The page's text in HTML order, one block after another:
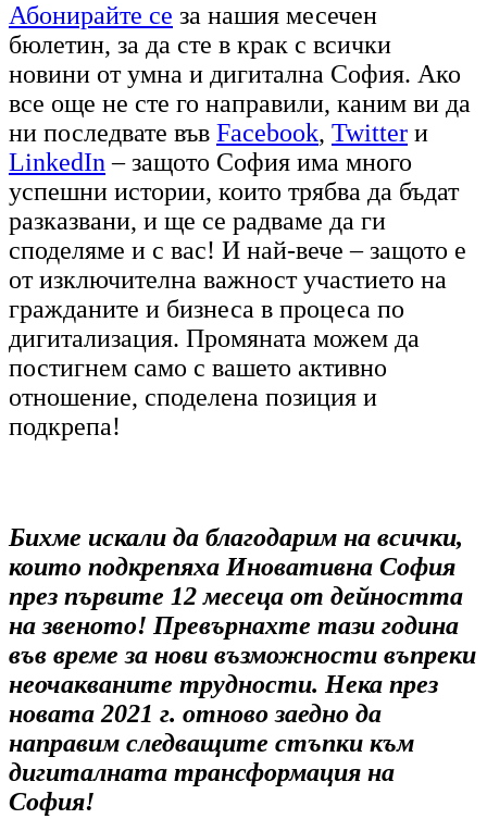
Абонирайте се за нашия месечен
бюлетин, за да сте в крак с всички
новини от умна и дигитална София. Ако
все още не сте го направили, каним ви да
ни последвате във Facebook, Twitter и
LinkedIn– защото София има много
успешни истории, които трябва да бъдат
разказвани, и ще се радваме да ги
споделяме и с вас! И най-вече – защото е
от изключителна важност участието на
гражданите и бизнеса в процеса по
дигитализация. Промяната можем да
постигнем само с вашето активно
отношение, споделена позиция и
подкрепа!
Бихме искали да благодарим на всички,
които подкрепяха Иновативна София
през първите 12 месеца от дейността
на звеното! Превърнахте тази година
във време за нови възможности въпреки
неочакваните трудности. Нека през
новата 2021 г. отново заедно да
направим следващите стъпки към
дигиталната трансформация на
София!